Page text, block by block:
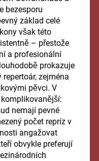
bezesporu
základ celé
však této
– přestože
a profesionální
prokazuje
zejména
pěvci. V
nemají pevné
počet repríz v
angažovat
obvykle preferují